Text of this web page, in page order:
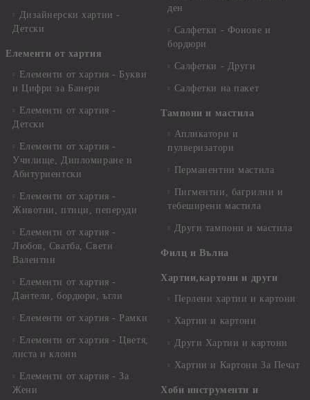
Дизайнерски хартии -
Детски
Елементи от хартия
Елементи от хартия - Букви
и Цифри за Банери
Елементи от хартия -
Детски
Елементи от хартия -
Училище, Дипломиране и
Абитуриентски
Елементи от хартия -
Животни, птици, пеперуди
Елементи от хартия -
Любов, Сватба, Свети
Валентин
Елементи от хартия -
Дантели, бордюри, ъгли
Елементи от хартия - Рамки
Елементи от хартия - Цветя,
листа и клони
Елементи от хартия - За
Жени
ден
Салфетки - Фонове и
бордюри
Салфетки - Други
Салфетки на пакет
Тампони и мастила
Апликатори и
пулверизатори
Перманентни мастила
Пигментни, багрилни и
тебеширени мастила
Други тампони и мастила
Филц и Вълна
Хартии,картони и други
Перлени хартии и картони
Хартии и картони
Други Хартии и картони
Хартии и Картони За Печат
Хоби инструменти и